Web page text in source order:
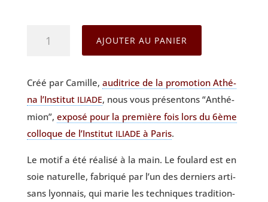
Anthémion
AJOUTER AU PANIER
Créé par Camille, audi­trice de la pro­mo­tion Athé­
na l’Ins­ti­tut ILIADE, nous vous pré­sen­tons “Anthé­
mion”, expo­sé pour la pre­mière fois lors du 6ème
col­loque de l’Ins­ti­tut ILIADE à Paris.
Le motif a été réa­li­sé à la main. Le fou­lard est en
soie natu­relle, fabri­qué par l’un des der­niers arti­
sans lyon­nais, qui marie les tech­niques tra­di­tion­